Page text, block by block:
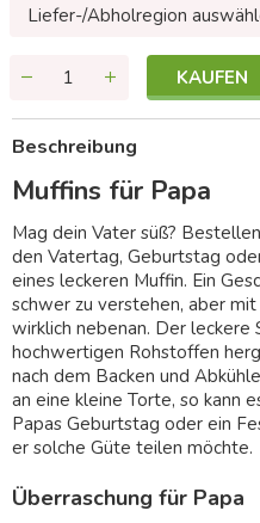
Liefer-/Abholregion
KAUFEN
Beschreibung
Muffins für Papa
Mag dein Vater süß?
den Vatertag, Geburtstag
eines leckeren Muffin. Ein
schwer zu verstehen, aber
wirklich nebenan. Der leckere
hochwertigen Rohstoffen
nach dem Backen und
an eine kleine Torte, so kann
Papas Geburtstag oder ein
er solche Güte teilen möchte.
Überraschung für Papa